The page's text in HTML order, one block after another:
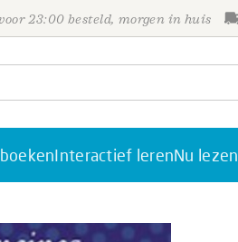
23:00 besteld, morgen in huis
Interactief lerenNu lezen